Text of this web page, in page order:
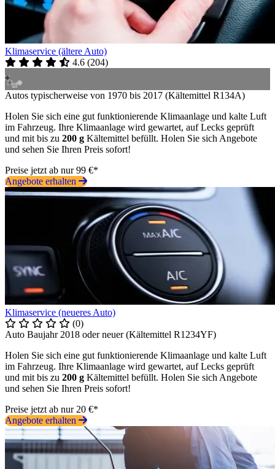
Klimaservice (ältere Auto)
4.6 (204)
Autos typischerweise von 1970 bis 2017 (Kältemittel R134A)
Holen Sie sich eine gut funktionierende Klimaanlage und kalte Luft
im Fahrzeug. Ihre Klimaanlage wird gewartet, auf Lecks geprüft
und mit bis zu 200 g Kältemittel befüllt. Holen Sie sich Angebote
und sehen Sie Ihren Preis sofort!
Preise jetzt ab nur 99 €*
Angebote erhalten
Klimaservice (neueres Auto)
(0)
Auto Baujahr 2018 oder neuer (Kältemittel R1234YF)
Holen Sie sich eine gut funktionierende Klimaanlage und kalte Luft
im Fahrzeug. Ihre Klimaanlage wird gewartet, auf Lecks geprüft
und mit bis zu 200 g Kältemittel befüllt. Holen Sie sich Angebote
und sehen Sie Ihren Preis sofort!
Preise jetzt ab nur 20 €*
Angebote erhalten